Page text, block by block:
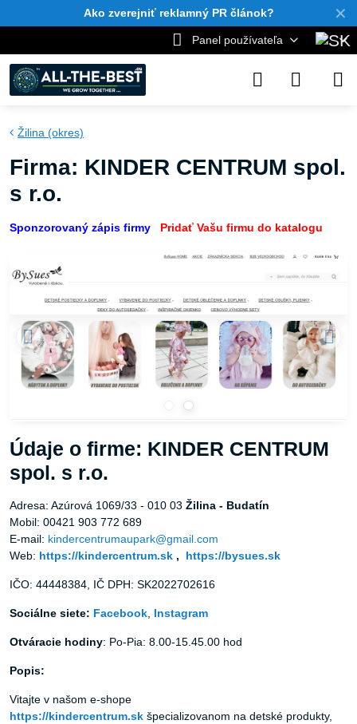
✕
Ako zverejniť reklamný PR článok?
Panel používateľa
Žilina (okres)
Firma: KINDER CENTRUM spol.
s r.o.
Sponzorovaný zápis firmy Pridať Vašu firmu do katalogu
Údaje o firme: KINDER CENTRUM
spol. s r.o.
Adresa: Azúrová 1069/33 - 010 03 Žilina - Budatín
Mobil: 00421 903 772 689
E-mail: kindercentrumaupark@gmail.com
Web: https://kindercentrum.sk , https://bysues.sk
IČO: 44448384, IČ DPH: SK2022702616
Sociálne siete: Facebook, Instagram
Otváracie hodiny: Po-Pia: 8.00-15.45.00 hod
Popis:
Vitajte v našom e-shope
https://kindercentrum.sk špecializovanom na detské produkty,